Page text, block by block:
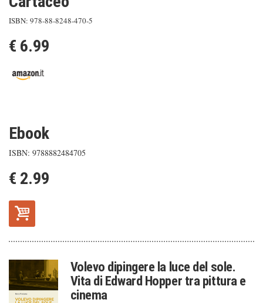
ISBN: 978-88-8248-470-5
€ 6.99
Ebook
ISBN: 9788882484705
€ 2.99
Volevo dipingere la luce del sole.
Vita di Edward Hopper tra pittura e
cinema